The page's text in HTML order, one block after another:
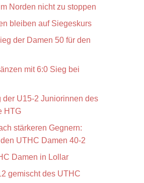
Norden nicht zu stoppen
bleiben auf Siegeskurs
der Damen 50 für den
mit 6:0 Sieg bei
der U15-2 Juniorinnen des
HTG
stärkeren Gegnern:
UTHC Damen 40-2
Damen in Lollar
gemischt des UTHC